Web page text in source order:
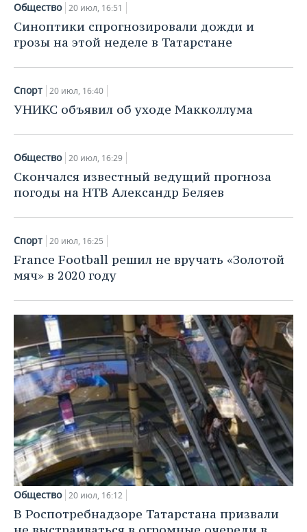
ХОККЕЙ С МЯЧОМ
ПРОИСШЕСТВИЯ
Общество 20 июл, 16:51
Синоптики спрогнозировали дожди и
грозы на этой неделе в Татарстане
Спорт 20 июл, 16:40
УНИКС объявил об уходе Макколлума
Общество 20 июл, 16:29
Скончался известный ведущий прогноза
погоды на НТВ Александр Беляев
Спорт 20 июл, 16:25
France Football решил не вручать «Золотой
мяч» в 2020 году
Общество 20 июл, 16:12
В Роспотребнадзоре Татарстана призвали